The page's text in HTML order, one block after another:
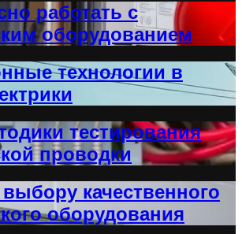
работать с
оборудованием
технологии в
тестирования
проводки
качественного
оборудования